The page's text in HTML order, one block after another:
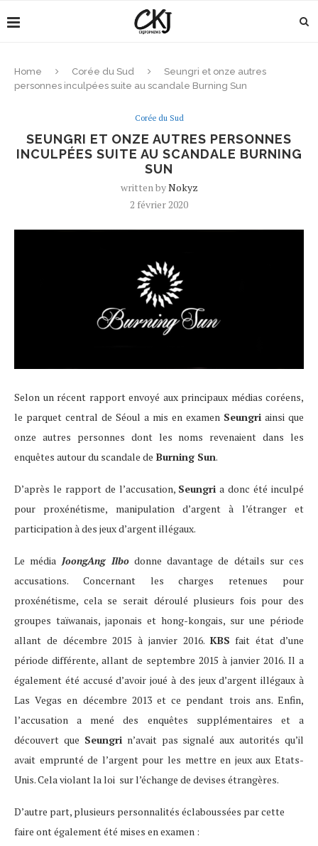
Home Corée du Sud
Seungri et onze autres
personnes inculpées suite au scandale Burning Sun
Corée du Sud
SEUNGRI ET ONZE AUTRES PERSONNES
INCULPÉES SUITE AU SCANDALE BURNING
SUN
written byNokyz
2 février 2020
Selon un récent rapport envoyé aux principaux médias coréens,
le parquet central de Séoul a mis en examen Seungri ainsi que
onze autres personnes dont les noms revenaient dans les
enquêtes autour du scandale de Burning Sun.
D’après le rapport de l’accusation, Seungri a donc été inculpé
pour proxénétisme, manipulation d’argent à l’étranger et
participation à des jeux d’argent illégaux.
Le média JoongAng Ilbodonne davantage de détails sur ces
accusations. Concernant les charges retenues pour
proxénétisme, cela se serait déroulé plusieurs fois pour des
groupes taïwanais, japonais et hong-kongais, sur une période
allant de décembre 2015 à janvier 2016. KBS fait état d’une
période différente, allant de septembre 2015 à janvier 2016. Il a
également été accusé d’avoir joué à des jeux d’argent illégaux à
Las Vegas en décembre 2013 et ce pendant trois ans. Enfin,
l’accusation a mené des enquêtes supplémentaires et a
découvert que Seungrin’avait pas signalé aux autorités qu’il
avait emprunté de l’argent pour les mettre en jeux aux Etats-
Unis. Cela violant la loi sur l’échange de devises étrangères.
D’autre part, plusieurs personnalités éclaboussées par cette
faire ont également été mises en examen :